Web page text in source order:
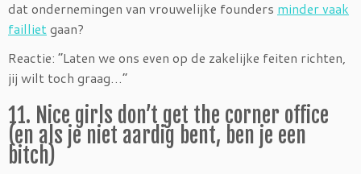
dat ondernemingen van vrouwelijke founders minder vaak
faillietgaan?
Reactie: “Laten we ons even op de zakelijke feiten richten,
jij wilt toch graag…”
11. Nice girls don’t get the corner office
(en als je niet aardig bent, ben je een
bitch)